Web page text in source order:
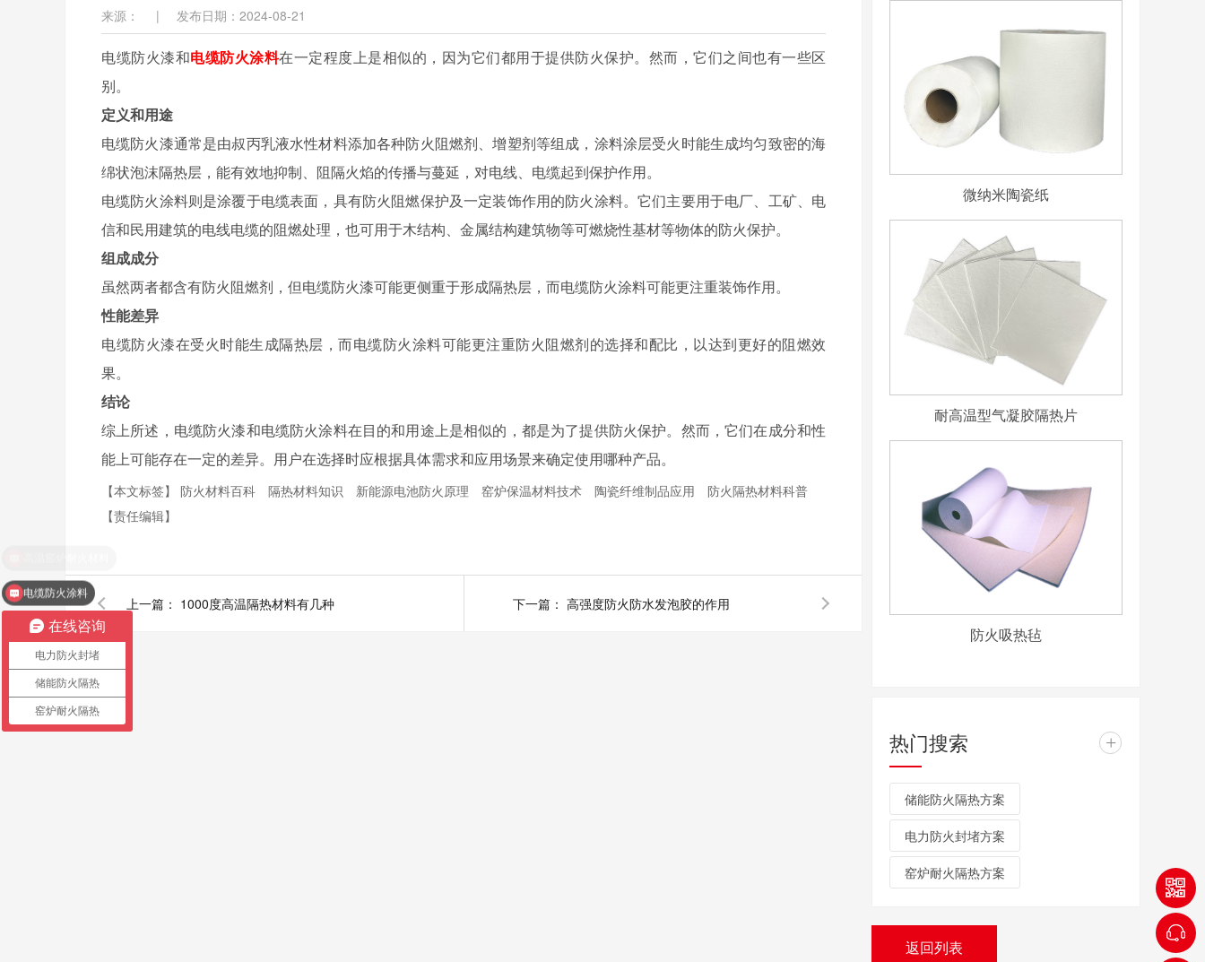
来源： | 发布日期：2024-08-21
电缆防火漆和电缆防火涂料在一定程度上是相似的，因为它们都用于提供防火保护。然而，它们之间也有一些区
别。
定义和用途
电缆防火漆通常是由叔丙乳液水性材料添加各种防火阻燃剂、增塑剂等组成，涂料涂层受火时能生成均匀致密的海
绵状泡沫隔热层，能有效地抑制、阻隔火焰的传播与蔓延，对电线、电缆起到保护作用。
电缆防火涂料则是涂覆于电缆表面，具有防火阻燃保护及一定装饰作用的防火涂料。它们主要用于电厂、工矿、电
信和民用建筑的电线电缆的阻燃处理，也可用于木结构、金属结构建筑物等可燃烧性基材等物体的防火保护。
组成成分
虽然两者都含有防火阻燃剂，但电缆防火漆可能更侧重于形成隔热层，而电缆防火涂料可能更注重装饰作用。
性能差异
电缆防火漆在受火时能生成隔热层，而电缆防火涂料可能更注重防火阻燃剂的选择和配比，以达到更好的阻燃效
果。
结论
综上所述，电缆防火漆和电缆防火涂料在目的和用途上是相似的，都是为了提供防火保护。然而，它们在成分和性
能上可能存在一定的差异。用户在选择时应根据具体需求和应用场景来确定使用哪种产品。
【本文标签】 防火材料百科 隔热材料知识 新能源电池防火原理 窑炉保温材料技术 陶瓷纤维制品应用
防火隔热材料科普
【责任编辑】
上一篇： 1000度高温隔热材料有几种 下一篇： 高强度防火防水发泡胶的作用
微纳米陶瓷纸
耐高温型气凝胶隔热片
防火吸热毡
热门搜索 +
储能防火隔热方案
电力防火封堵方案
窑炉耐火隔热方案
返回列表
在线咨询
电力防火封堵
储能防火隔热
窑炉耐火隔热
电缆防火涂料